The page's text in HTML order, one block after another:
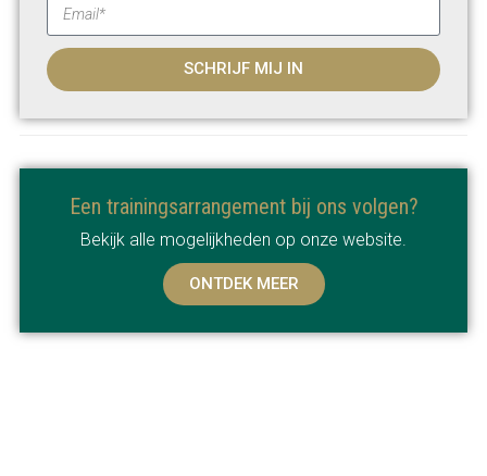
SCHRIJF MIJ IN
Een trainingsarrangement bij ons volgen?
Bekijk alle mogelijkheden op onze website.
ONTDEK MEER